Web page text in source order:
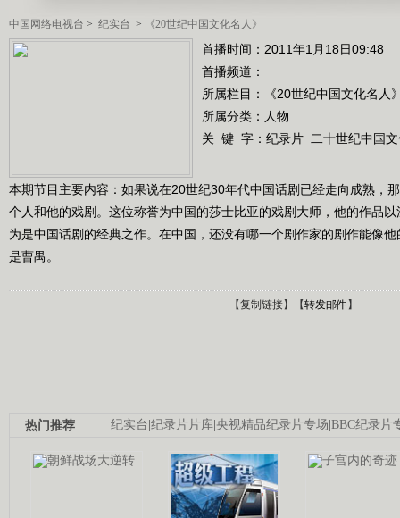
中国网络电视台 > 纪实台 > 《20世纪中国文化名人》
首播时间：2011年1月18日09:48
首播频道：
所属栏目：
《20世纪中国文化名人
所属分类：人物
关 键 字： 纪录片 二十世纪中国
本期节目主要内容：如果说在20世纪30年代中国话剧已经走向成熟，
个人和他的戏剧。这位称誉为中国的莎士比亚的戏剧大师，他的作品
为是中国话剧的经典之作。在中国，还没有哪一个剧作家的剧作能像
是曹禺。
【复制链接】【转发邮件】
纪实台|纪录片片库|央视精品纪录片专场|BBC纪录片
热门推荐